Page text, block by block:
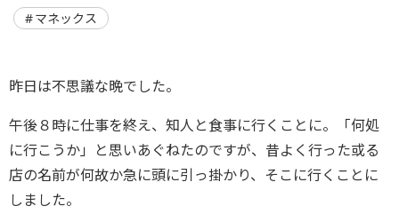
マネックス
昨日は不思議な晩でした。
午後８時に仕事を終え、知人と食事に行くことに。「何処
に行こうか」と思いあぐねたのですが、昔よく行った或る
店の名前が何故か急に頭に引っ掛かり、そこに行くことに
しました。